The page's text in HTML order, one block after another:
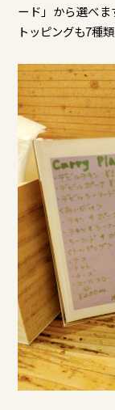
ード」から選べま
トッピングも7種